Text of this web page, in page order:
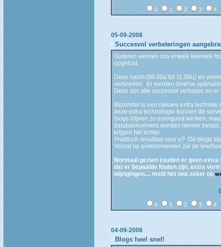
0 1 2 3 4
05-09-2008
Succesvol verbeteringen
Gisteren werden ons enkele kleinere
opgelost.
Deze nacht (00.00u tot 11.00u) en
versnellen. Er werden diverse
Deze zijn alle succesvol verlopen en
Bijzonder is een nieuwe extra
deze extra technologie kunnen de
blogs blijven zo evengoed werken,
databankservers worden minder
krijgen het lichter.
Praktisch resultaat voor u? De blogs
Vooral op piekmomenten zal de
Normaal gezien zouden er geen
dat er bepaalde fouten zijn, extra
wijzigingen,... meld het ons zeker op
0 1 2 3 4
04-09-2008
Blogs heel snel!